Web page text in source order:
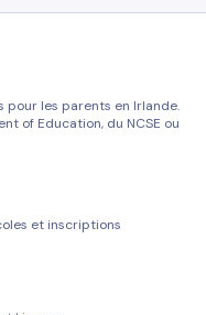
pour les parents en Irlande.
of Education, du NCSE ou
et inscriptions